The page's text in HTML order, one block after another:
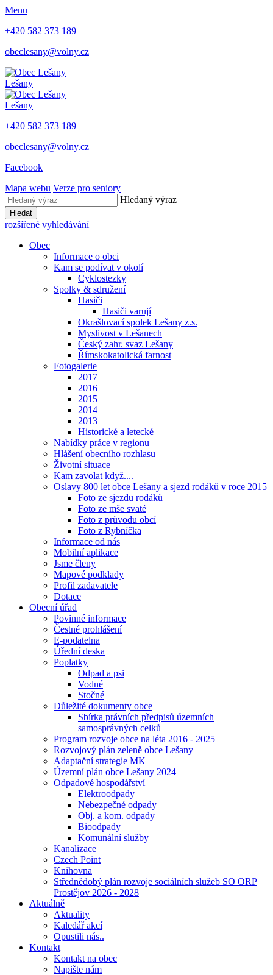
Menu
+420 582 373 189
obeclesany@volny.cz
Lešany
Lešany
+420 582 373 189
obeclesany@volny.cz
Facebook
Mapa webu Verze pro seniory
Hledaný výraz
Hledat
rozšířené vyhledávání
Obec
Informace o obci
Kam se podívat v okolí
Cyklostezky
Spolky & sdružení
Hasiči
Hasiči varují
Okrašlovací spolek Lešany z.s.
Myslivost v Lešanech
Český zahr. svaz Lešany
Římskokatolická farnost
Fotogalerie
2017
2016
2015
2014
2013
Historické a letecké
Nabídky práce v regionu
Hlášení obecního rozhlasu
Životní situace
Kam zavolat když....
Oslavy 800 let obce Lešany a sjezd rodáků v roce 2015
Foto ze sjezdu rodáků
Foto ze mše svaté
Foto z průvodu obcí
Foto z Rybníčka
Informace od nás
Mobilní aplikace
Jsme členy
Mapové podklady
Profil zadavatele
Dotace
Obecní úřad
Povinné informace
Čestné prohlášení
E-podatelna
Úřední deska
Poplatky
Odpad a psi
Vodné
Stočné
Důležité dokumenty obce
Sbírka právních předpisů územních
samosprávných celků
Program rozvoje obce na léta 2016 - 2025
Rozvojový plán zeleně obce Lešany
Adaptační strategie MK
Územní plán obce Lešany 2024
Odpadové hospodářství
Elektroodpady
Nebezpečné odpady
Obj. a kom. odpady
Bioodpady
Komunální služby
Kanalizace
Czech Point
Knihovna
Střednědobý plán rozvoje sociálních služeb SO ORP
Prostějov 2026 - 2028
Aktuálně
Aktuality
Kaledář akcí
Opustili nás..
Kontakt
Kontakt na obec
Napište nám